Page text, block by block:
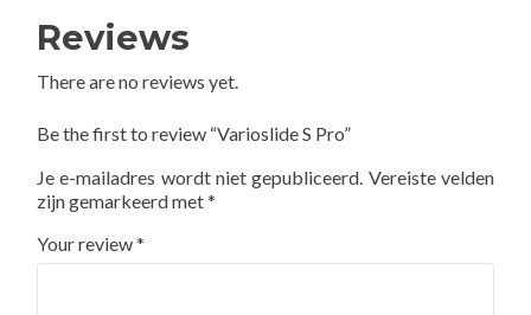
Reviews
There are no reviews yet.
Be the first to review “Varioslide S Pro”
Je e-mailadres wordt niet gepubliceerd. Vereiste velden
zijn gemarkeerd met*
Your review*